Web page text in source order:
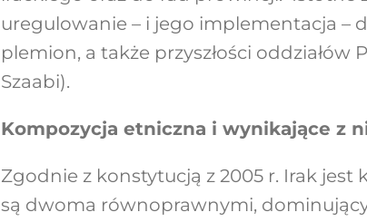
uregulowanie – i jego implementacja –
plemion, a także przyszłości oddziałów
Szaabi).
Kompozycja etniczna i wynikające z
Zgodnie z konstytucją z 2005 r. Irak
są dwoma równoprawnymi,